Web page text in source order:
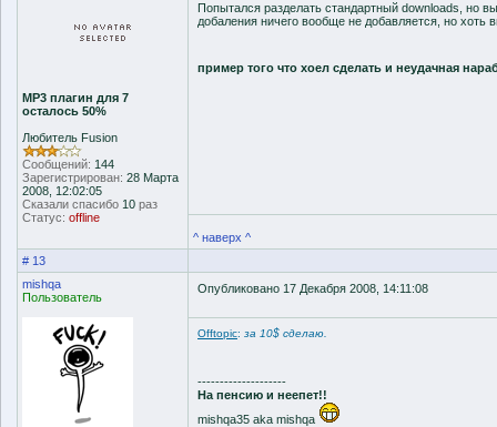
MP3 плагин для 7
осталось 50%
Любитель Fusion
Сообщений: 144
Зарегистрирован: 28 Марта
2008, 12:02:05
Сказали спасибо 10 раз
Статус: offline
Попытался разделать стандартный downloads, но
добаления ничего вообще не добавляется, но хоть
пример того что хоел сделать и неудачная
^ наверх ^
# 13
mishqa
Пользователь
Опубликовано 17 Декабря 2008, 14:11:08
Offtopic: за 10$ сделаю.
--------------------
На пенсию и неепет!!
mishqa35 aka mishqa